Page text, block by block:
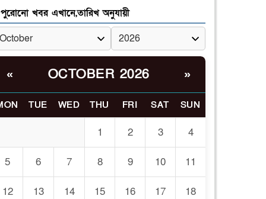
৫
জুলাই আন্দোলন ছিল
সম্মিলিত, লক্ষ্য হওয়া উচিত
ঐক্য ও রাষ্ট্রগঠন
ভোরে ঝিনাইদহ সীমান্তে
রাবার বুলেট, বাংলাদেশি
আহত
চুয়াডাঙ্গা/ প্রথম স্ত্রীকে নিয়ে
মালয়েশিয়ায়, দ্বিতীয় স্ত্রী
স্বামীর বাড়ি
পুরোনো খবর এখানে,তারিখ অনুযায়ী
« OCTOBER 2026 »
TUE WED THU FRI SAT SUN
1 2 3 4
5 6 7 8 9 10 11
12 13 14 15 16 17 18